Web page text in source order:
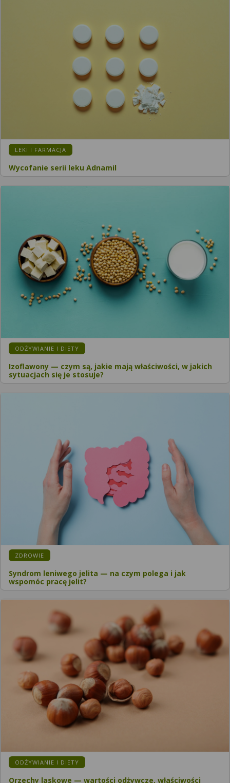
LEKI I FARMACJA
Wycofanie serii leku Adnamil
ODŻYWIANIE I DIETY
Izoflawony — czym są, jakie mają właściwości, w jakich
sytuacjach się je stosuje?
ZDROWIE
Syndrom leniwego jelita — na czym polega i jak
wspomóc pracę jelit?
ODŻYWIANIE I DIETY
Orzechy laskowe — wartości odżywcze, właściwości